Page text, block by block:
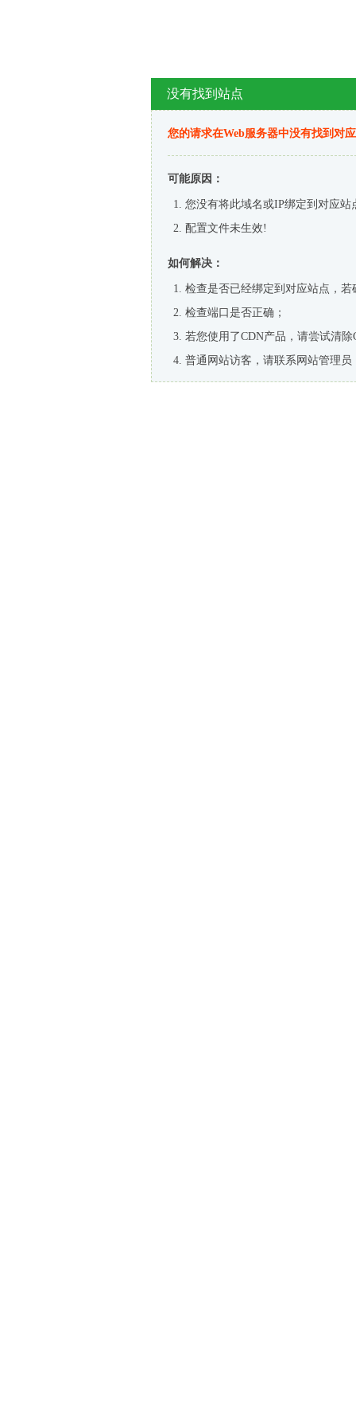
没有找到站点
您的请求在Web服务器中没有找到对
可能原因：
您没有将此域名或IP绑定到对应站
配置文件未生效!
如何解决：
检查是否已经绑定到对应站点，
检查端口是否正确；
若您使用了CDN产品，请尝试清除
普通网站访客，请联系网站管理员